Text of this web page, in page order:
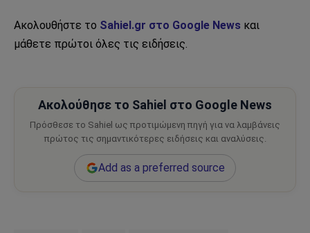
Ακολουθήστε το Sahiel.gr στο Google News και
μάθετε πρώτοι όλες τις ειδήσεις.
Ακολούθησε το Sahiel στο Google News
Πρόσθεσε το Sahiel ως προτιμώμενη πηγή για να λαμβάνεις
πρώτος τις σημαντικότερες ειδήσεις και αναλύσεις.
Add as a preferred source